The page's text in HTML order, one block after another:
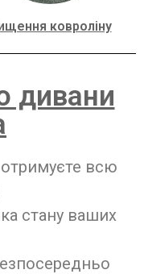
ковроліну
дивани
всю
стану ваших